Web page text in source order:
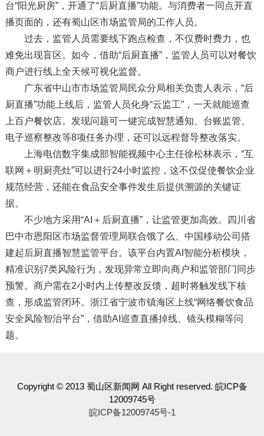
台“阳光厨房”，开通了“后厨直播”功能。与消费者一同点开直
播页面的，还有蜀山区市场监管局的工作人员。
过去，监管人员需要线下跑点检查，不仅费时费力，也
难免出现盲区。如今，借助“后厨直播”，监管人员可以对餐饮
商户进行线上全天候可视化监督。
广东省中山市市场监管局民众分局相关负责人表示，“后
厨直播”功能上线后，监管人员化身“云监工”，一天就能巡查
上百户餐饮店。发现问题可一键完成智慧通知、台账监管、
电子巡察整改等8项任务办理，还可以远程督导整改落实。
上海电信数字集成部智能视频中心主任徐松林表示，“互
联网＋明厨亮灶”可以进行24小时监控，这不仅促使餐饮企业
规范经营，还能在食品安全事件发生后提供溯源的关键证
据。
不少地方采用“AI＋后厨直播”，让监管更加高效。四川省
巴中市恩阳区市场监督管理局联合饿了么、中国移动公司搭
建起后厨直播智慧监管平台。该平台内置AI智能分析模块，
精准识别7类风险行为，发现异常立即向商户和监管部门同步
预警。商户需在2小时内上传整改反馈，超时将触发线下核
查，形成监管闭环。浙江省宁波市镇海区上线“网络餐饮食品
安全风险智治平台”，借助AI巡查直播掉线、镜头模糊等问
题。
Copyright © 2013 蜀山区新闻网 All Right reserved. 皖ICP备
12009745号
皖ICP备12009745号-1